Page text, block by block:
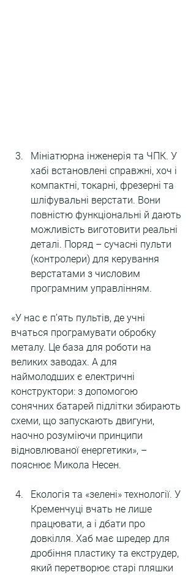
Мініатюрна інженерія та ЧПК. У
хабі встановлені справжні, хоч і
компактні, токарні, фрезерні та
шліфувальні верстати. Вони
повністю функціональні й дають
можливість виготовити реальні
деталі. Поряд – сучасні пульти
(контролери) для керування
верстатами з числовим
програмним управлінням.
«У нас є п’ять пультів, де учні
вчаться програмувати обробку
металу. Це база для роботи на
великих заводах. А для
наймолодших є електричні
конструктори: з допомогою
сонячних батарей підлітки збирають
схеми, що запускають двигуни,
наочно розуміючи принципи
відновлюваної енергетики», –
пояснює Микола Несен.
Екологія та «зелені» технології. У
Кременчуці вчать не лише
працювати, а і дбати про
довкілля. Хаб має шредер для
дробіння пластику та екструдер,
який перетворює старі пляшки